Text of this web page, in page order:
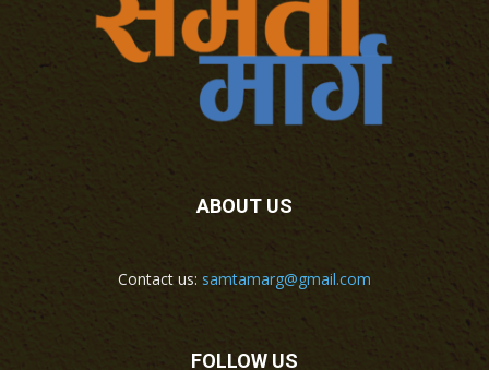
ABOUT US
Contact us: samtamarg@gmail.com
FOLLOW US